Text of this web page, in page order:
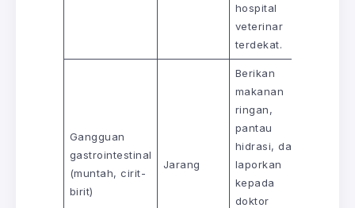
hospital
veterinar
terdekat.
Gangguan
gastrointestinal
(muntah, cirit-
birit)
Jarang
Berikan
makanan
ringan,
pantau
hidrasi, dan
laporkan
kepada
doktor